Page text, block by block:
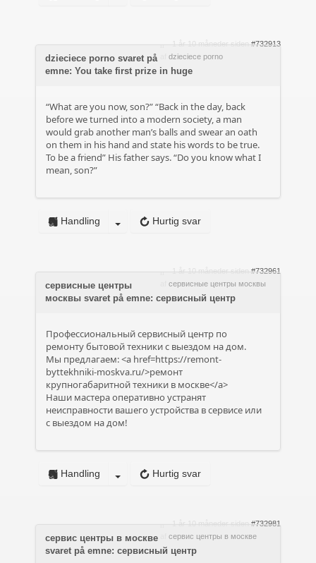
1 år 10 måneder siden #732913
dzieciece porno
dzieciece porno svaret på
emne: You take first prize in huge
“What are you now, son?” “Back in the day, back
before we turned into a modern society, a man
would grab another man’s balls and swear an oath
on them in his hand and state his words to be true.
To be a friend” His father says. “Do you know what I
mean, son?”
Hurtig svar
Handling
1 år 10 måneder siden #732961
сервисные центры москвы
сервисные центры
москвы svaret på emne: сервисный центр
Профессиональный сервисный центр по
ремонту бытовой техники с выездом на дом.
Мы предлагаем: <a href=https://remont-
byttekhniki-moskva.ru/>ремонт
крупногабаритной техники в москве</a>
Наши мастера оперативно устранят
неисправности вашего устройства в сервисе или
с выездом на дом!
Hurtig svar
Handling
1 år 10 måneder siden
#732981
сервис центры в москве
сервис центры в москве
svaret på emne: сервисный центр